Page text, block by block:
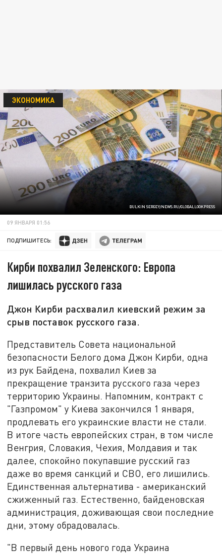
BULKIN SERGEY/NEWS.RU/GLOBALLOOKPRESS
ЭКОНОМИКА
09 ЯНВАРЯ 01:56
ПОДПИШИТЕСЬ:
Кирби похвалил Зеленского: Европа
лишилась русского газа
Джон Кирби расхвалил киевский режим за
срыв поставок русского газа.
Представитель Совета национальной
безопасности Белого дома Джон Кирби, одна
из рук Байдена, похвалил Киев за
прекращение транзита русского газа через
территорию Украины. Напомним, контракт с
"Газпромом" у Киева закончился 1 января,
продлевать его украинские власти не стали.
В итоге часть европейских стран, в том числе
Венгрия, Словакия, Чехия, Молдавия и так
далее, спокойно покупавшие русский газ
даже во время санкций и СВО, его лишились.
Единственная альтернатива - американский
сжиженный газ. Естественно, байденовская
администрация, доживающая свои последние
дни, этому обрадовалась.
"В первый день нового года Украина